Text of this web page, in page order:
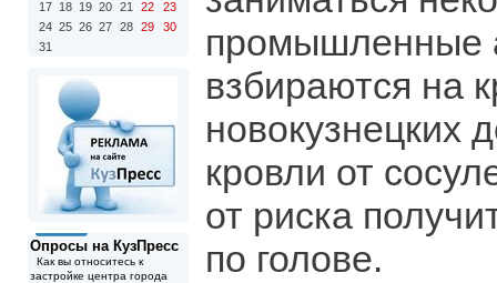
17 18 19 20 21 22
23
24 25 26 27 28 29
30
31
Опросы на КузПресс
Как вы относитесь к
застройке центра города
промышленные
взбираются на
новокузнецких
кровли от
от риска
по голове.